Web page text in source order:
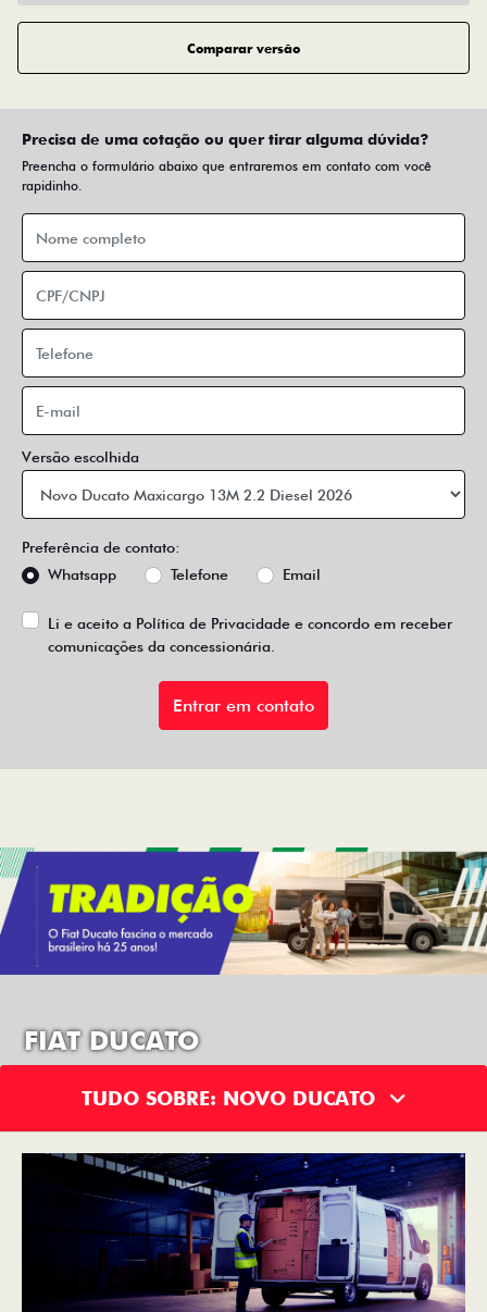
Comparar versão
Precisa de uma cotação ou quer tirar alguma dúvida?
Preencha o formulário abaixo que entraremos em contato com você
rapidinho.
Versão escolhida
Preferência de contato:
Whatsapp
Telefone Email
Li e aceito a Política de Privacidade e concordo em receber
comunicações da concessionária.
Entrar em contato
FIAT DUCATO
TUDO SOBRE: NOVO DUCATO